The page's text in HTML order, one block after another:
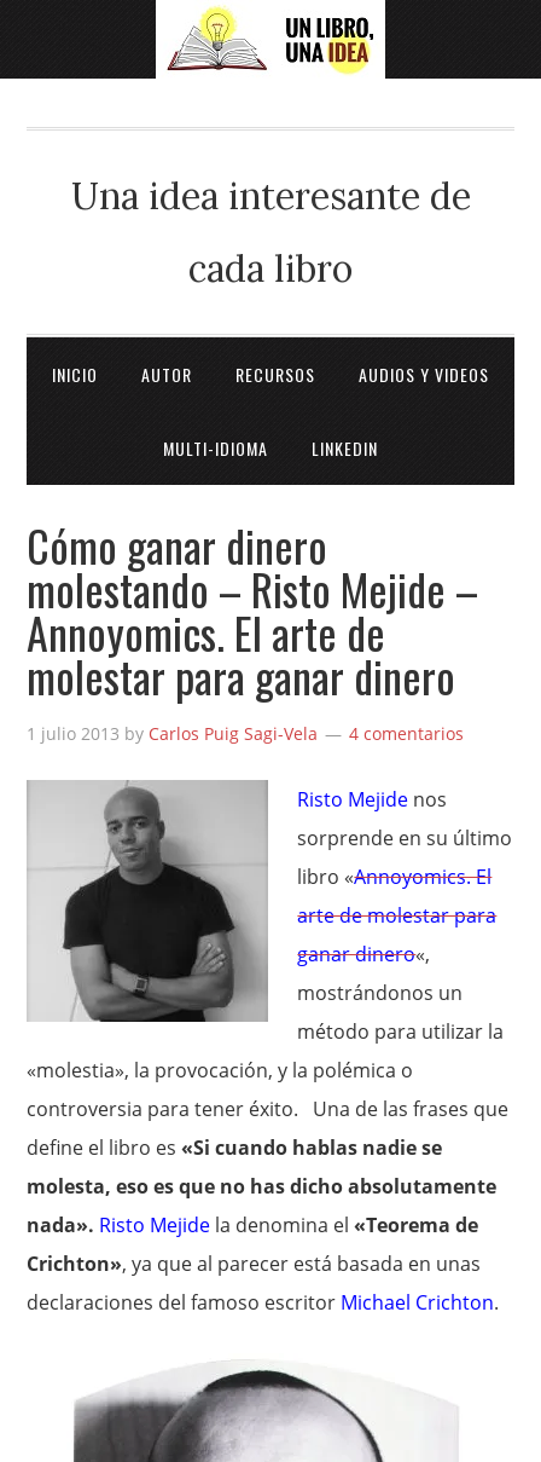
Una idea interesante de
cada libro
INICIO AUTOR RECURSOS AUDIOS Y VIDEOS
MULTI-IDIOMA LINKEDIN
Cómo ganar dinero
molestando – Risto Mejide –
Annoyomics. El arte de
molestar para ganar dinero
1 julio 2013 by Carlos Puig Sagi-Vela 4 comentarios
Risto Mejide nos
sorprende en su último
libro «Annoyomics. El
arte de molestar para
ganar dinero«,
mostrándonos un
método para utilizar la
«molestia», la provocación, y la polémica o
controversia para tener éxito. Una de las frases que
define el libro es«Si cuando hablas nadie se
molesta, eso es que no has dicho absolutamente
nada». Risto Mejide la denomina el«Teorema de
Crichton», ya que al parecer está basada en unas
declaraciones del famoso escritor Michael Crichton.